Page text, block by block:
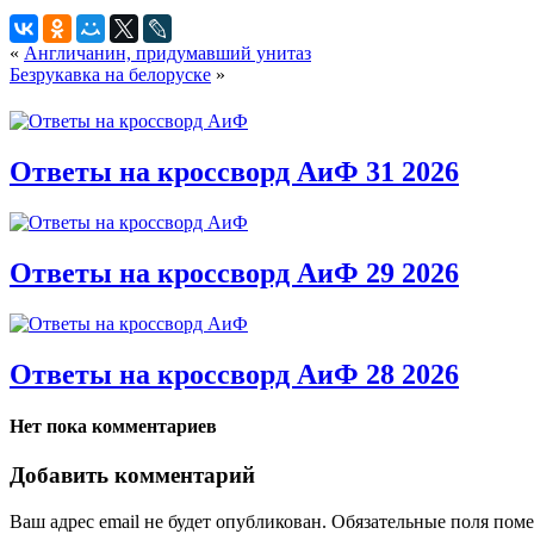
« Англичанин, придумавший унитаз
Безрукавка на белоруске »
Ответы на кроссворд АиФ 31 2026
Ответы на кроссворд АиФ 29 2026
Ответы на кроссворд АиФ 28 2026
Нет пока комментариев
Добавить комментарий
Ваш адрес email не будет опубликован. Обязательные поля